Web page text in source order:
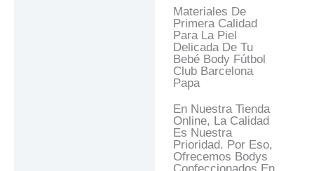
Materiales De
Primera Calidad
Para La Piel
Delicada De Tu
Bebé Body Fútbol
Club Barcelona
Papa
En Nuestra Tienda
Online, La Calidad
Es Nuestra
Prioridad. Por Eso,
Ofrecemos Bodys
Confeccionados En